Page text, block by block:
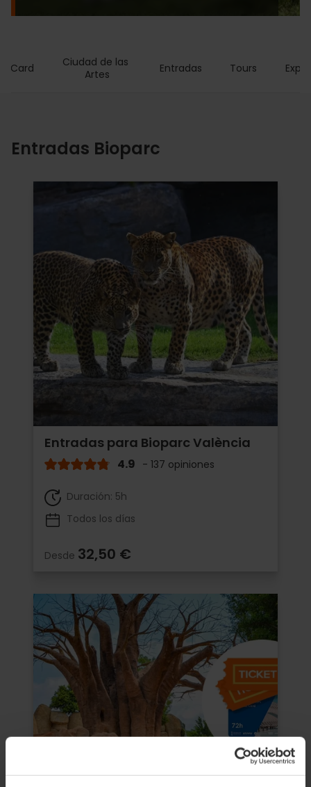
Card
Ciudad de las
Artes
Entradas Tours
Entradas Bioparc
Entradas para Bioparc València
4.9 - 137 opiniones
Duración: 5h
Todos los días
Desde 32,50 €